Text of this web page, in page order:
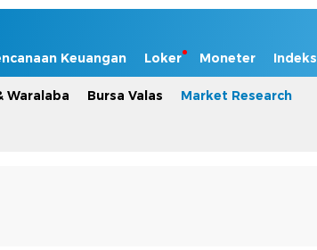
Keuangan Loker Moneter Indeks
Waralaba Bursa Valas Market Research